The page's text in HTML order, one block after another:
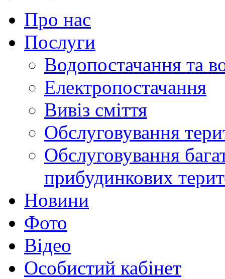
Про нас
Послуги
Водопостачання та
Електропостачання
Вивіз сміття
Обслуговування
Обслуговування
прибудинкових
Новини
Фото
Відео
Особистий кабінет